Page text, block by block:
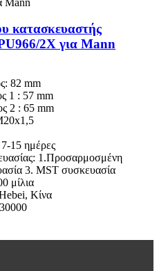
κατασκευαστής
2X για Mann
82 mm
1 : 57 mm
2 : 65 mm
15 ημέρες
1.Προσαρμοσμένη
3. MST συσκευασία
μίλια
Κίνα